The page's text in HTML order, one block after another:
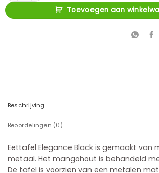
Toevoegen aan
Beschrijving
Beoordelingen (0)
Eettafel Elegance Black is gemaakt van
metaal. Het mangohout is behandeld
De tafel is voorzien van een metalen